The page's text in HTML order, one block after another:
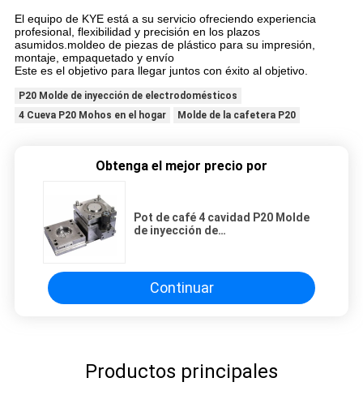
El equipo de KYE está a su servicio ofreciendo experiencia
profesional, flexibilidad y precisión en los plazos
asumidos.moldeo de piezas de plástico para su impresión,
montaje, empaquetado y envío
Este es el objetivo para llegar juntos con éxito al objetivo.
P20 Molde de inyección de electrodomésticos
4 Cueva P20 Mohos en el hogar
Molde de la cafetera P20
Obtenga el mejor precio por
Pot de café 4 cavidad P20 Molde
de inyección de
Continuar
Productos principales